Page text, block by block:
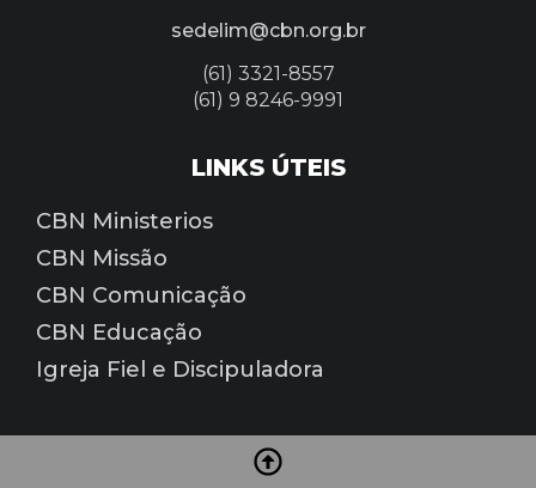
LINKS ÚTEIS
CBN Ministerios
CBN Missão
CBN Comunicação
CBN Educação
Igreja Fiel e Discipuladora
sedelim@cbn.org.br
(61) 3321-8557
(61) 9 8246-9991